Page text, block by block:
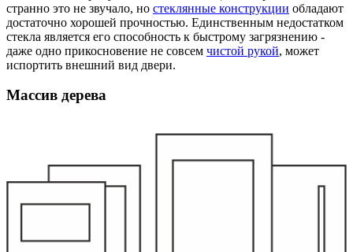
странно это не звучало, но стеклянные конструкции обладают
достаточно хорошей прочностью. Единственным недостатком
стекла является его способность к быстрому загрязнению -
даже одно прикосновение не совсем чистой рукой, может
испортить внешний вид двери.
Массив дерева